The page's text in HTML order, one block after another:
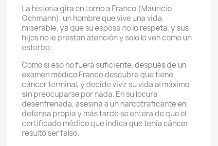
La historia gira en torno a Franco (Mauricio
Ochmann), un hombre que vive una vida
miserable, ya que su esposa no lo respeta, y sus
hijos no le prestan atención y solo lo ven como un
estorbo.
Como si eso no fuera suficiente, después de un
examen médico Franco descubre que tiene
cáncer terminal, y decide vivir su vida al máximo
sin preocuparse por nada. En su locura
desenfrenada, asesina a un narcotraficante en
defensa propia y más tarde se entera de que el
certificado médico que indica que tenía cáncer
resultó ser falso.